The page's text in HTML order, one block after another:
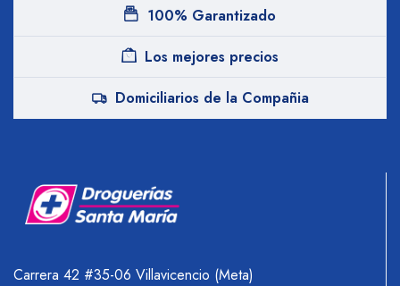
100% Garantizado
Los mejores precios
Domiciliarios de la Compañia
Carrera 42 #35-06 Villavicencio (Meta)